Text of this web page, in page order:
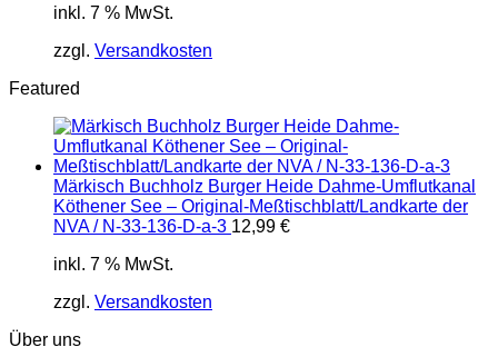
inkl. 7 % MwSt.
zzgl. Versandkosten
Featured
Märkisch Buchholz Burger Heide Dahme-Umflutkanal
Köthener See – Original-Meßtischblatt/Landkarte der
NVA / N-33-136-D-a-3 12,99 €
inkl. 7 % MwSt.
zzgl. Versandkosten
Über uns